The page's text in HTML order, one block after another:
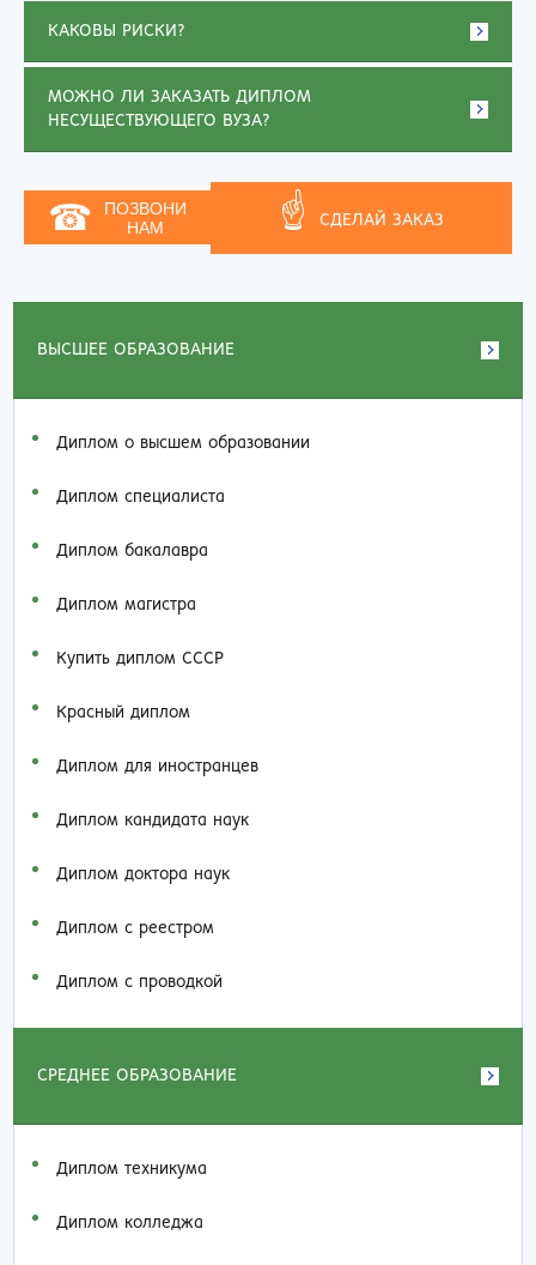
ВЫСШЕЕ ОБРАЗОВАНИЕ
Диплом о высшем образовании
Диплом специалиста
Диплом бакалавра
Диплом магистра
Купить диплом СССР
Красный диплом
Диплом для иностранцев
Диплом кандидата наук
Диплом доктора наук
Диплом с реестром
Диплом с проводкой
СРЕДНЕЕ ОБРАЗОВАНИЕ
Диплом техникума
Диплом колледжа
КАКОВЫ РИСКИ?
МОЖНО ЛИ ЗАКАЗАТЬ ДИПЛОМ
НЕСУЩЕСТВУЮЩЕГО ВУЗА?
☎
ПОЗВОНИ
НАМ
☝ СДЕЛАЙ ЗАКАЗ